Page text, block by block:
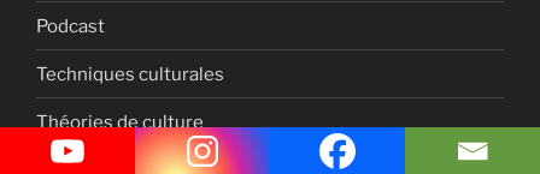
Podcast
Techniques culturales
Théories de culture